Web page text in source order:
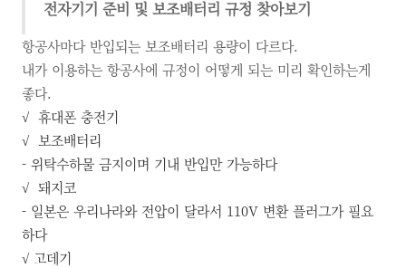
전자기기 준비 및 보조배터리 규정 찾아보기
항공사마다 반입되는 보조배터리 용량이 다르다.
내가 이용하는 항공사에 규정이 어떻게 되는 미리 확인하는게
좋다.
√ 휴대폰 충전기
√ 보조배터리
- 위탁수하물 금지이며 기내 반입만 가능하다
√ 돼지코
- 일본은 우리나라와 전압이 달라서 110V 변환 플러그가 필요
하다
√ 고데기